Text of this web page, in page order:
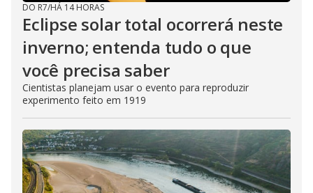
DO R7/HÁ 14 HORAS
Eclipse solar total ocorrerá neste
inverno; entenda tudo o que
você precisa saber
Cientistas planejam usar o evento para reproduzir
experimento feito em 1919